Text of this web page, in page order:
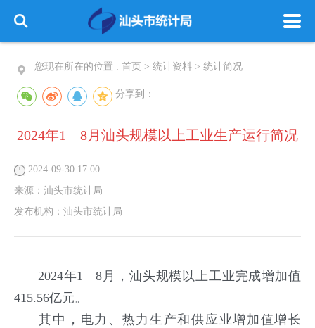
您现在所在的位置 : 首页 > 统计资料 > 统计简况
分享到：
2024年1—8月汕头规模以上工业生产运行简况
2024-09-30 17:00
来源： 汕头市统计局
发布机构： 汕头市统计局
2024年1—8月，汕头规模以上工业完成增加值
415.56亿元。
其中，电力、热力生产和供应业增加值增长